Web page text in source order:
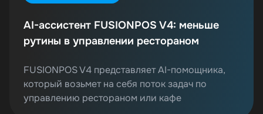
AI-ассистент FUSIONPOS V4: меньше
рутины в управлении рестораном
FUSIONPOS V4 представляет AI-помощника,
который возьмет на себя поток задач по
управлению рестораном или кафе